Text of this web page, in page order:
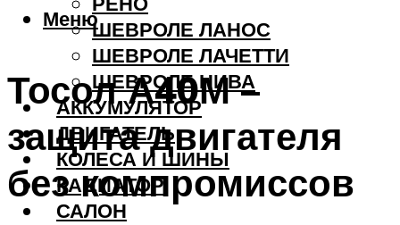
ШЕВРОЛЕ ЛАНОС
ШЕВРОЛЕ ЛАЧЕТТИ
ШЕВРОЛЕ НИВА
АККУМУЛЯТОР
ДВИГАТЕЛЬ
КОЛЕСА И ШИНЫ
РАДИАТОР
САЛОН
Меню
Тосол А40М –
защита двигателя
без компромиссов